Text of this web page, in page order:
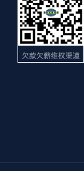
欠款欠薪维权渠道